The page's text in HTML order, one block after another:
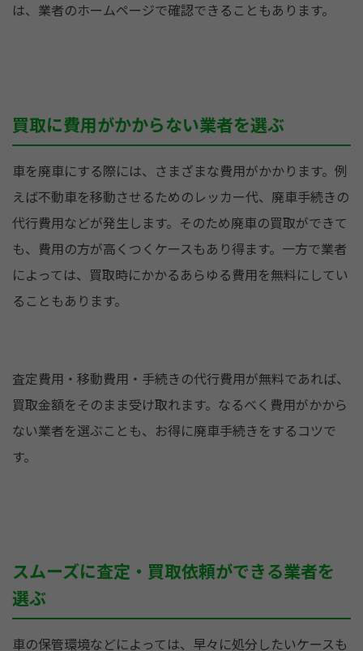
は、業者のホームページで確認できることもあります。
買取に費用がかからない業者を選ぶ
車を廃車にする際には、さまざまな費用がかかります。例
えば不動車を移動させるためのレッカー代、廃車手続きの
代行費用などが発生します。そのため廃車の買取ができて
も、費用の方が高くつくケースもあり得ます。一方で業者
によっては、買取時にかかるあらゆる費用を無料にしてい
ることもあります。
査定費用・移動費用・手続きの代行費用が無料であれば、
買取金額をそのまま受け取れます。なるべく費用がかから
ない業者を選ぶことも、お得に廃車手続きをするコツで
す。
スムーズに査定・買取依頼ができる業者を
選ぶ
車の保管環境などによっては、早々に処分したいケースも